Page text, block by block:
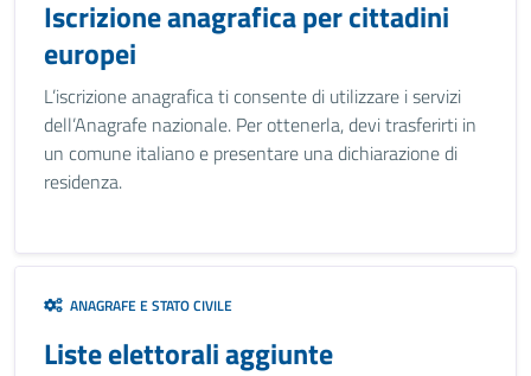
Iscrizione anagrafica per cittadini
europei
L’iscrizione anagrafica ti consente di utilizzare i servizi
dell’Anagrafe nazionale. Per ottenerla, devi trasferirti in
un comune italiano e presentare una dichiarazione di
residenza.
ANAGRAFE E STATO CIVILE
Liste elettorali aggiunte